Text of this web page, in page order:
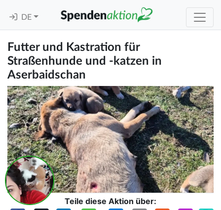
DE
Futter und Kastration für
Straßenhunde und -katzen in
Aserbaidschan
Teile diese Aktion über: